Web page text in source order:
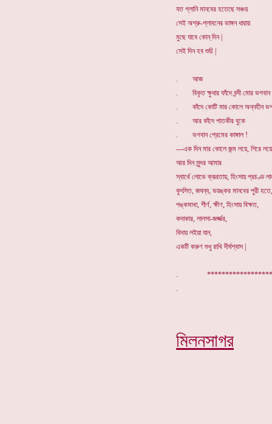
যত গ্লানি মানবের হতেছে সঞ্চয়
সেই অশ্রু-প্লাবনের ভাঙ্গন ধারায়
মুছে যাবে কোন্ দিন |
সেই দিন হব শুচি |
. আজ
. বিকৃত ক্ষুধার ফাঁদে বন্দী মোর ভগবান
. কাঁদে কোটি মার কোলে অন্নহীন
. আর কাঁদে পাতকীর বুকে
. ভগবান প্রেমের কাঙ্গাল !
---এক দিন মার কোলে জন্ম লয়ে, শিরে লয়ে
আর দিন সুন্দর আমার
স্বার্থে লোভে ক্রূরতায়, হিংসায় প্রচণ্ড
কুৎসিত, জঘন্য, ভয়ঙ্কর মানবের পুরী হতে,
পঙ্কমাখা, শীর্ণ, ক্ষীণ, হিংসায় বিক্ষত,
কদাকার, লালসা-জর্জ্জর,
বিদায় লইয়া যান,
একটি করুণ শুধু রাখি দীর্ঘশ্বাস |
.
মিলনসাগর